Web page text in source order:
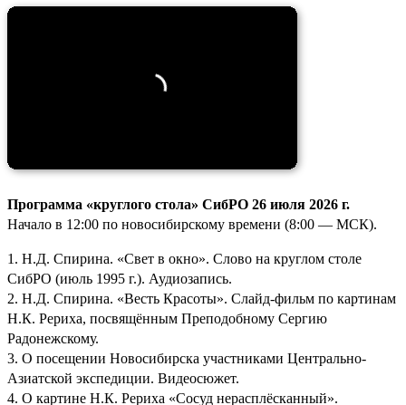
Программа «круглого стола» СибРО 26 июля 2026 г.
Начало в 12:00 по новосибирскому времени (8:00 — МСК).
1. Н.Д. Спирина. «Свет в окно». Слово на круглом столе
СибРО (июль 1995 г.). Аудиозапись.
2. Н.Д. Спирина. «Весть Красоты». Слайд-фильм по картинам
Н.К. Рериха, посвящённым Преподобному Сергию
Радонежскому.
3. О посещении Новосибирска участниками Центрально-
Азиатской экспедиции. Видеосюжет.
4. О картине Н.К. Рериха «Сосуд нерасплёсканный».